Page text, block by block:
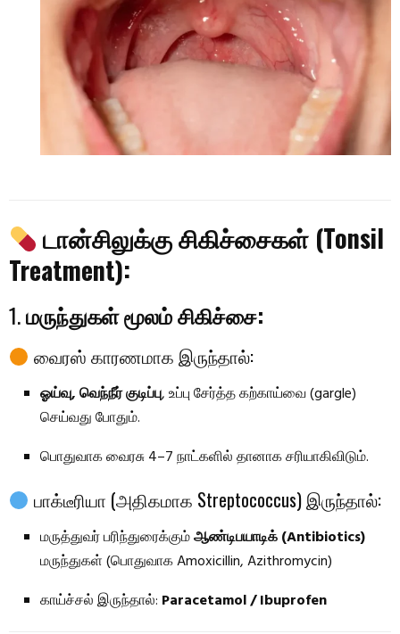
டான்சிலுக்கு சிகிச்சைகள் (Tonsil
Treatment):
1.மருந்துகள் மூலம் சிகிச்சை:
வைரஸ் காரணமாக இருந்தால்:
ஓய்வு, வெந்நீர் குடிப்பு, உப்பு சேர்த்த கற்காய்வை (gargle)
செய்வது போதும்.
பொதுவாக வைரசு 4–7 நாட்களில் தானாக சரியாகிவிடும்.
பாக்டீரியா (அதிகமாக Streptococcus) இருந்தால்:
மருத்துவர் பரிந்துரைக்கும்ஆண்டிபயாடிக் (Antibiotics)
மருந்துகள் (பொதுவாக Amoxicillin, Azithromycin)
காய்ச்சல் இருந்தால்: Paracetamol / Ibuprofen